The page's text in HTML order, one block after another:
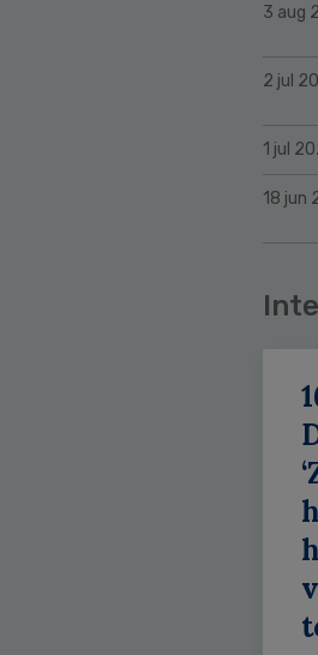
3 aug
2 jul
1 jul
18 jun